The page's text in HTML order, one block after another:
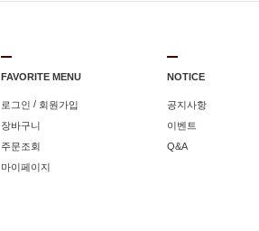
FAVORITE MENU
로그인 / 회원가입
장바구니
주문조회
마이페이지
NOTICE
공지사항
이벤트
Q&A